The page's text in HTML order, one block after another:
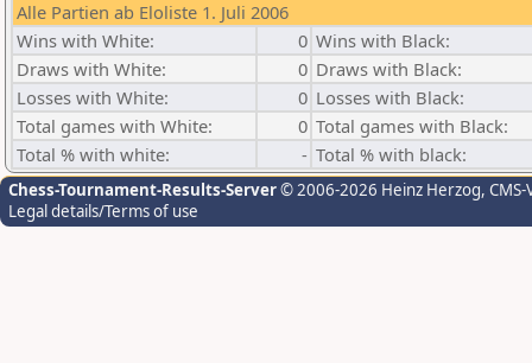
Alle Partien ab Eloliste 1. Juli 2006
Wins with White:
0 Wins with Black:
Draws with White:
0 Draws with Black:
Losses with White:
0 Losses with Black:
Total games with White:
0 Total games with Black:
Total % with white:
- Total % with black:
Chess-Tournament-Results-Server© 2006-2026 Heinz Herzog,
Legal details/Terms of use